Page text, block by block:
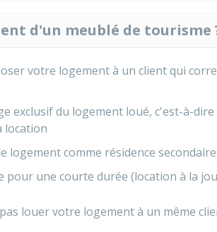
d'un meublé de tourisme
votre logement à un client qui
exclusif du logement loué, c'est-à-
location
logement comme résidence
pour une courte durée (location à la
louer votre logement à un même